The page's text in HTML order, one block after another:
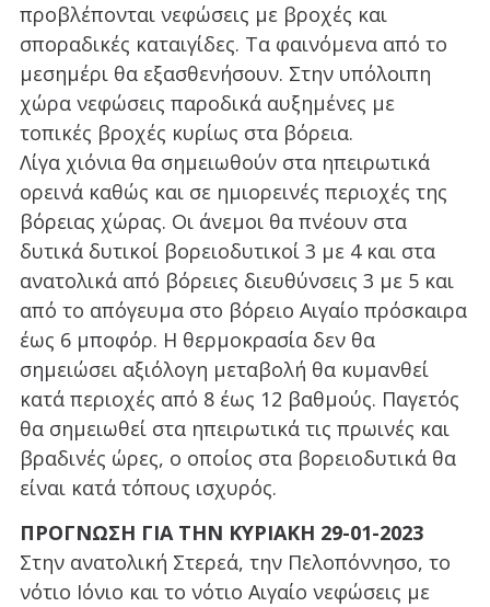
προβλέπονται νεφώσεις με βροχές και
σποραδικές καταιγίδες. Τα φαινόμενα από το
μεσημέρι θα εξασθενήσουν. Στην υπόλοιπη
χώρα νεφώσεις παροδικά αυξημένες με
τοπικές βροχές κυρίως στα βόρεια.
Λίγα χιόνια θα σημειωθούν στα ηπειρωτικά
ορεινά καθώς και σε ημιορεινές περιοχές της
βόρειας χώρας. Οι άνεμοι θα πνέουν στα
δυτικά δυτικοί βορειοδυτικοί 3 με 4 και στα
ανατολικά από βόρειες διευθύνσεις 3 με 5 και
από το απόγευμα στο βόρειο Αιγαίο πρόσκαιρα
έως 6 μποφόρ. Η θερμοκρασία δεν θα
σημειώσει αξιόλογη μεταβολή θα κυμανθεί
κατά περιοχές από 8 έως 12 βαθμούς. Παγετός
θα σημειωθεί στα ηπειρωτικά τις πρωινές και
βραδινές ώρες, ο οποίος στα βορειοδυτικά θα
είναι κατά τόπους ισχυρός.
ΠΡΟΓΝΩΣΗ ΓΙΑ ΤΗΝ ΚΥΡΙΑΚΗ 29-01-2023
Στην ανατολική Στερεά, την Πελοπόννησο, το
νότιο Ιόνιο και το νότιο Αιγαίο νεφώσεις με